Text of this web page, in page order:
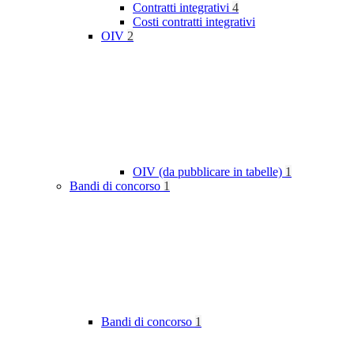
Contratti integrativi 4
Costi contratti integrativi
OIV 2
OIV (da pubblicare in tabelle) 1
Bandi di concorso 1
Bandi di concorso 1